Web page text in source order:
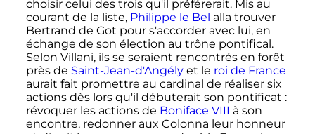
choisir celui des trois qu'il préférerait. Mis au
courant de la liste, Philippe le Bel alla trouver
Bertrand de Got pour s'accorder avec lui, en
échange de son élection au trône pontifical.
Selon Villani, ils se seraient rencontrés en forêt
près de Saint-Jean-d'Angélyet le roi de France
aurait fait promettre au cardinal de réaliser six
actions dès lors qu'il débuterait son pontificat :
révoquer les actions de Boniface VIII à son
encontre, redonner aux Colonna leur honneur